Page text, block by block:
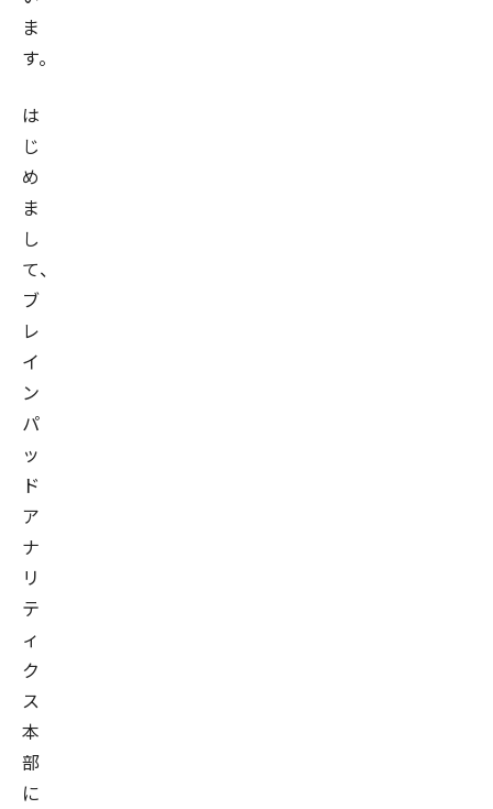
ま
す。
は
じ
め
ま
し
て、
ブ
レ
イ
ン
パ
ッ
ド
ア
ナ
リ
テ
ィ
ク
ス
本
部
に